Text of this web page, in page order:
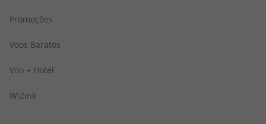
Promoções
Voos Baratos
Voo + Hotel
WiZink